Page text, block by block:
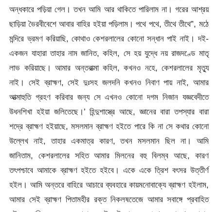
অন্ধকারে পড়িয়া গেল। তখন আমি আর থাকিতে পারিলাম না। গরের আশ্রয়
ছাড়িয়া ভৈরবীবেশে আবার বাহির হইয়া পড়িলাম। পথে পথে, তীথে তীথে”, মঠে
মন্দিরে ভ্রমণ করিয়াছি, কোথাও কেশরলালের কোনো সন্ধান পাই নাই। দই-
একজন যাহারা তাহার নাম জানিত, কহিল, সে হয় যুদ্ধে নয় রাজদণ্ডে মাতৃ
লাভ করিয়াছে। আমার অন্তরাত্মা কহিল, কখনও নহে, কেশরলালের মৃত্যু
নাই। সেই ব্রাহ্মণ, সেই দুঃসহ জলদনি কখনও নিবাণ পায় নাই, আমার
আত্মাহুতি গ্রহণ করিবার জন্য সে এখনও কোনো দগম নিজান যজ্ঞবেদীতে
উধনশিখা হইয়া জলিতেছে।’ হিন্দুশাস্ত্রে আছে, জ্ঞানের বারা তপস্যার বারা
শদ্রে ব্রাহ্মণ হইয়াছে, মসলমান ব্রাহ্মণ হইতে পারে কি না সে কথার কোনো
উল্লেখ নাই, তাহার একমাত্র কারণ, তখন মসলমান ছিল না। আমি
জানিতাম, কেশরলালের সহিত আমার মিলনের বহু বিলম্ব আছে, কারণ
তৎপশ্চাবে আমাকে ব্রাহ্মণ হইতে হইবে। একে একে ত্রিশ বৎসর উত্তীর্ণ
হইল। আমি অন্তরে বাহিরে আচারে ব্যবহারে কায়মনোবাক্যে ব্রাহ্মণ হইলাম,
আমার সেই ব্রাহ্মণ পিতামহীর রক্ত নিকলষতেজে আমার সবাঙ্গে প্রবাহিত